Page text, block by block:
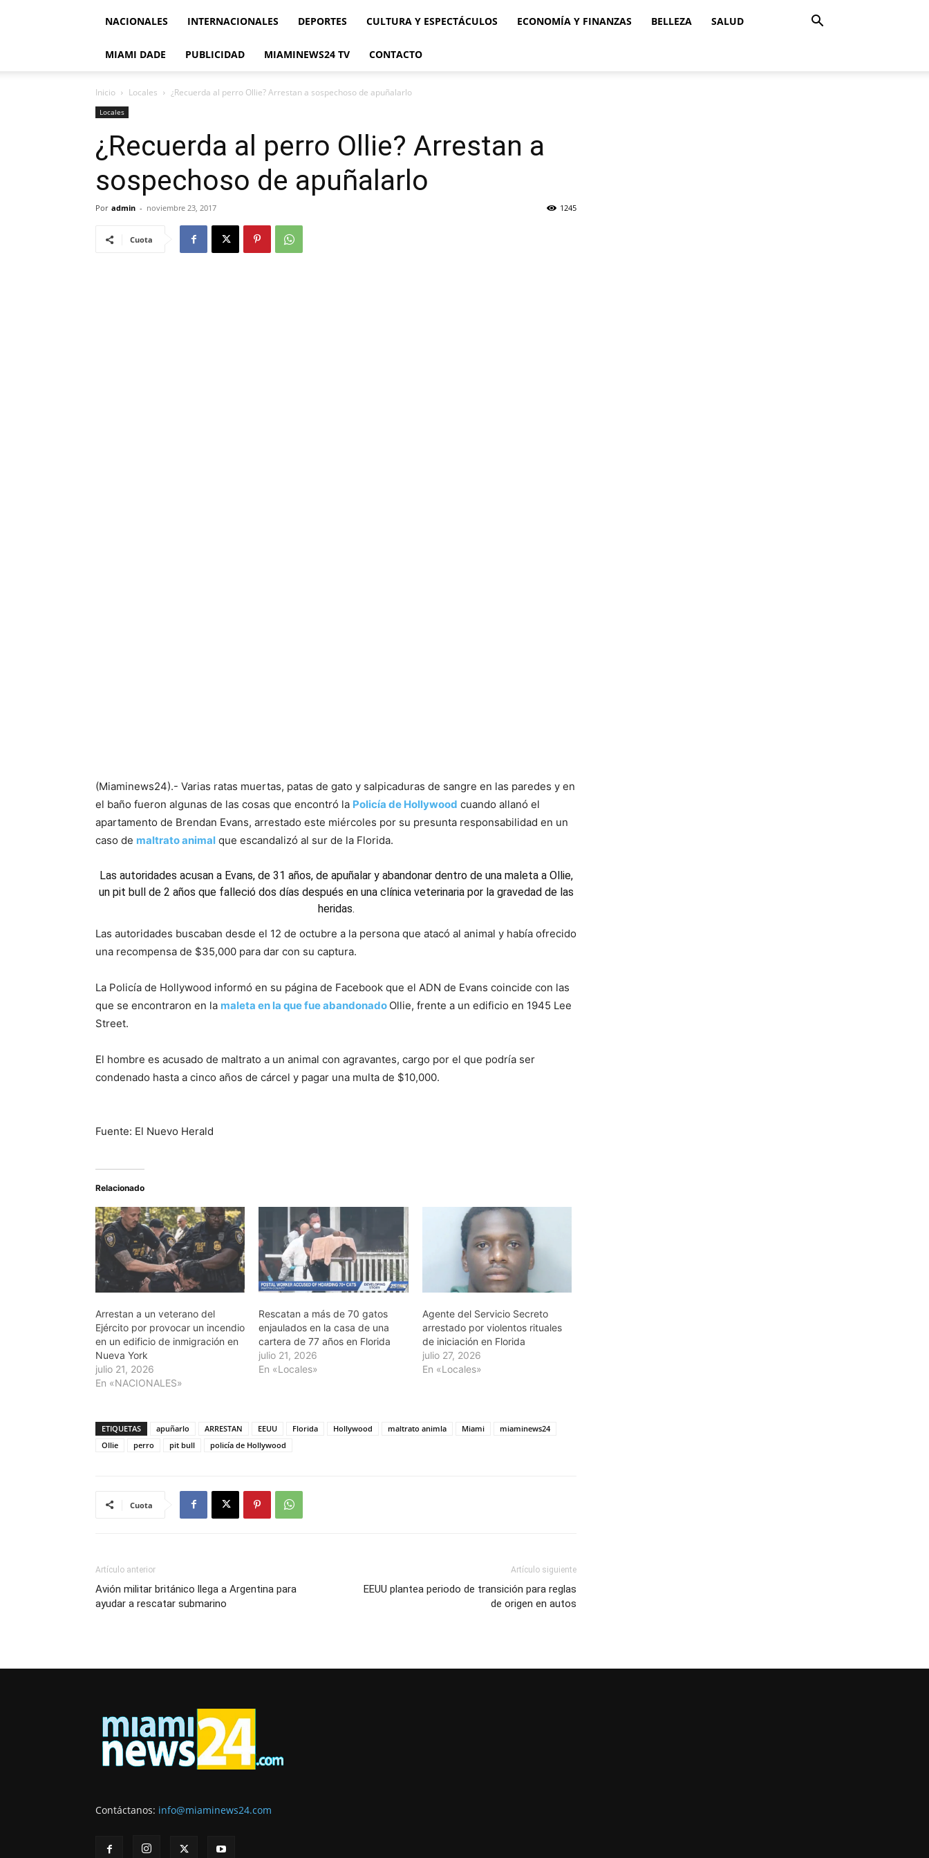
NACIONALES INTERNACIONALES DEPORTES CULTURA Y ESPECTÁCULOS ECONOMÍA Y FINANZAS BELLEZA SALUD
MIAMI DADE PUBLICIDAD MIAMINEWS24 TV CONTACTO
Inicio Locales ¿Recuerda al perro Ollie? Arrestan a sospechoso de apuñalarlo
Locales
¿Recuerda al perro Ollie? Arrestan a
sospechoso de apuñalarlo
Por admin - noviembre 23, 2017 1245
Cuota
(Miaminews24).- Varias ratas muertas, patas de gato y salpicaduras de sangre en las paredes y en
el baño fueron algunas de las cosas que encontró la Policía de Hollywood cuando allanó el
apartamento de Brendan Evans, arrestado este miércoles por su presunta responsabilidad en un
caso de maltrato animal que escandalizó al sur de la Florida.
Las autoridades acusan a Evans, de 31 años, de apuñalar y abandonar dentro de una maleta a Ollie,
un pit bull de 2 años que falleció dos días después en una clínica veterinaria por la gravedad de las
heridas.
Las autoridades buscaban desde el 12 de octubre a la persona que atacó al animal y había ofrecido
una recompensa de $35,000 para dar con su captura.
La Policía de Hollywood informó en su página de Facebook que el ADN de Evans coincide con las
que se encontraron en la maleta en la que fue abandonado Ollie, frente a un edificio en 1945 Lee
Street.
El hombre es acusado de maltrato a un animal con agravantes, cargo por el que podría ser
condenado hasta a cinco años de cárcel y pagar una multa de $10,000.
Fuente: El Nuevo Herald
Relacionado
Arrestan a un veterano del
Ejército por provocar un incendio
en un edificio de inmigración en
Nueva York
julio 21, 2026
En «NACIONALES»
Rescatan a más de 70 gatos
enjaulados en la casa de una
cartera de 77 años en Florida
julio 21, 2026
En «Locales»
Agente del Servicio Secreto
arrestado por violentos rituales
de iniciación en Florida
julio 27, 2026
En «Locales»
ETIQUETAS apuñarlo ARRESTAN EEUU Florida Hollywood maltrato animla Miami
miaminews24
Ollie
perro pit bull policía de Hollywood
Cuota
Artículo anterior
Avión militar británico llega a Argentina para
ayudar a rescatar submarino
Artículo siguiente
EEUU plantea periodo de transición para reglas
de origen en autos
Contáctanos: info@miaminews24.com